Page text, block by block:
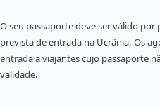
O seu passaporte deve ser válido
prevista de entrada na Ucrânia. Os
entrada a viajantes cujo passaporte
validade.